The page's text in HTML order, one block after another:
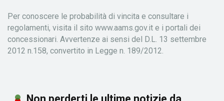
Per conoscere le probabilità di vincita e consultare i
regolamenti, visita il sito www.aams.gov.it e i portali dei
concessionari. Avvertenze ai sensi del D.L. 13 settembre
2012 n.158, convertito in Legge n. 189/2012.